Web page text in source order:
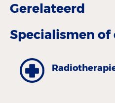
Gerelateerd
Specialismen of